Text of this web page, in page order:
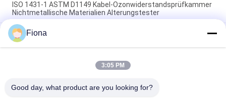
ISO 1431-1 ASTM D1149 Kabel-Ozonwiderstandsprüfkammer
Nichtmetallische Materialien Alterungstester
ISO 187 TAPPI T 402 Konstanttemperatur-
Feuchtigkeitskammer für die Umwelttestkammer zur
Papierkonditionierung
Programmierbare Ausrüstung der hohen Temperatur SUS304
Fiona
3:05 PM
Good day, what product are you looking for?